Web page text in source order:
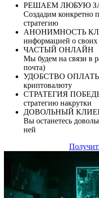
РЕШАЕМ ЛЮБУЮ
Создадим конкретно
стратегию
АНОНИМНОСТЬ
информацией о своих
ЧАСТЫЙ ОНЛАЙН
Мы будем на связи в
почта)
УДОБСТВО
криптовалюту
СТРАТЕГИЯ
стратегию накрутки
ДОВОЛЬНЫЙ
Вы останетесь
ней